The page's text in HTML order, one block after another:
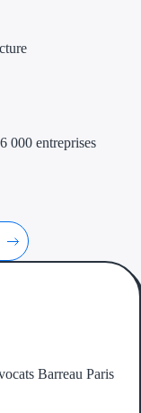
000 entreprises